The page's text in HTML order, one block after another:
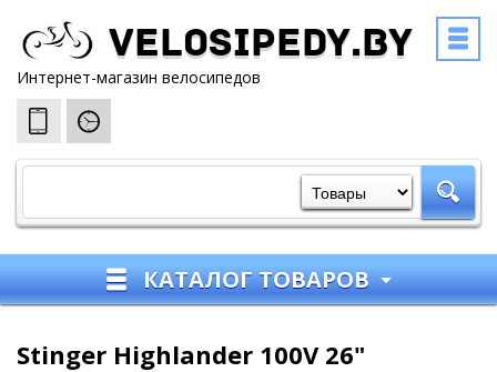
Velosipedy.by
Интернет-магазин велосипедов
КАТАЛОГ ТОВАРОВ
Stinger Highlander 100V 26"